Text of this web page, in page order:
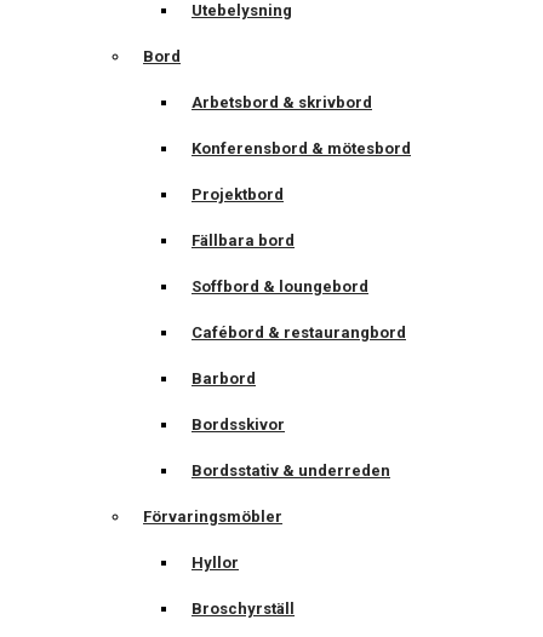
Utebelysning
Bord
Arbetsbord & skrivbord
Konferensbord & mötesbord
Projektbord
Fällbara bord
Soffbord & loungebord
Cafébord & restaurangbord
Barbord
Bordsskivor
Bordsstativ & underreden
Förvaringsmöbler
Hyllor
Broschyrställ